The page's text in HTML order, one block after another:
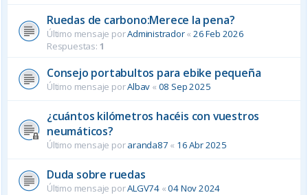
Ruedas de carbono:Merece la pena?
Último mensaje porAdministrador«26 Feb 2026
Respuestas: 1
Consejo portabultos para ebike pequeña
Último mensaje porAlbav « 08 Sep 2025
¿cuántos kilómetros hacéis con vuestros
neumáticos?
Último mensaje poraranda87 « 16 Abr 2025
Duda sobre ruedas
Último mensaje porALGV74 «04 Nov 2024